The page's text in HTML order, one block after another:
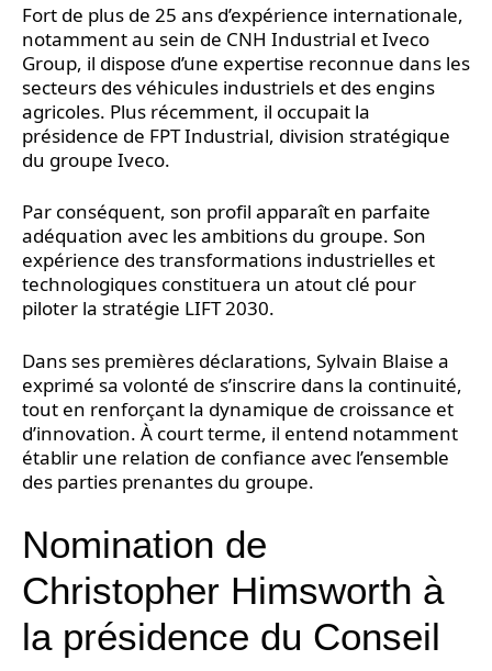
Fort de plus de 25 ans d’expérience internationale,
notamment au sein de CNH Industrial et Iveco
Group, il dispose d’une expertise reconnue dans les
secteurs des véhicules industriels et des engins
agricoles. Plus récemment, il occupait la
présidence de FPT Industrial, division stratégique
du groupe Iveco.
Par conséquent, son profil apparaît en parfaite
adéquation avec les ambitions du groupe. Son
expérience des transformations industrielles et
technologiques constituera un atout clé pour
piloter la stratégie LIFT 2030.
Dans ses premières déclarations, Sylvain Blaise a
exprimé sa volonté de s’inscrire dans la continuité,
tout en renforçant la dynamique de croissance et
d’innovation. À court terme, il entend notamment
établir une relation de confiance avec l’ensemble
des parties prenantes du groupe.
Nomination de
Christopher Himsworth à
la présidence du Conseil